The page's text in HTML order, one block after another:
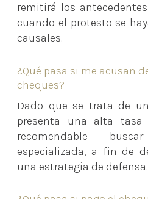
remitirá los
cuando el protesto se
causales.
¿Qué pasa si me acusan
cheques?
Dado que se trata de
presenta una alta tasa
recomendable
especializada, a fin de
una estrategia de defensa.